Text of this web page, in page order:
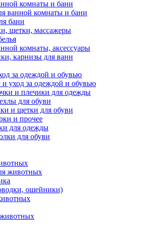
комнаты и бани
ванной комнаты и бани
бани
щетки, массажеры
комнаты, аксессуары
карнизы для ванн
за одеждой и обувью
уход за одеждой и обувью
и плечики для одежды
для обуви
и щетки для обуви
и прочее
для одежды
для обуви
животных
ошейники)